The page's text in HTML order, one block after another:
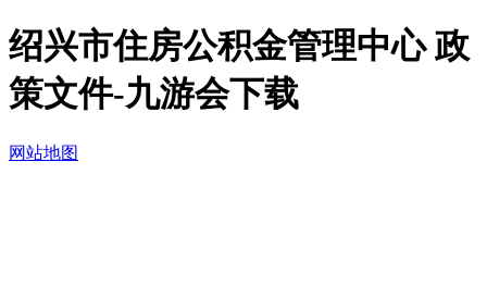
绍兴市住房公积金管理中心 政
策文件-九游会下载
网站地图